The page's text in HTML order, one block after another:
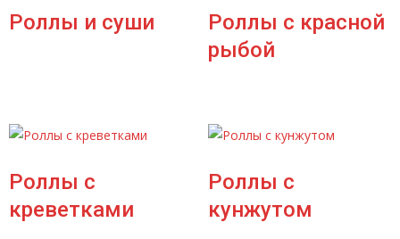
Роллы и суши
Роллы с красной
рыбой
Роллы с
креветками
Роллы с
кунжутом